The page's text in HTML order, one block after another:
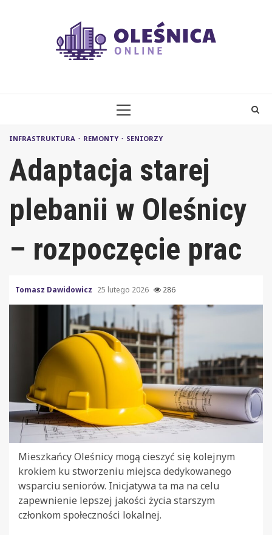
PRIMARY
INFRASTRUKTURA REMONTY SENIORZY
Adaptacja starej
plebanii w Oleśnicy
– rozpoczęcie prac
Tomasz Dawidowicz 25 lutego 2026 286
Mieszkańcy Oleśnicy mogą cieszyć się kolejnym
krokiem ku stworzeniu miejsca dedykowanego
wsparciu seniorów. Inicjatywa ta ma na celu
zapewnienie lepszej jakości życia starszym
członkom społeczności lokalnej.